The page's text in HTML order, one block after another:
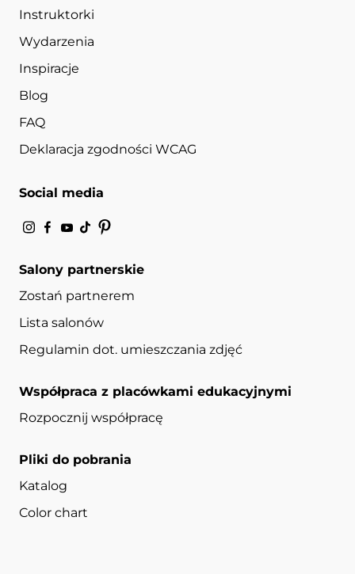
Instruktorki
Wydarzenia
Inspiracje
Blog
FAQ
Deklaracja zgodności WCAG
Social media
Salony partnerskie
Zostań partnerem
Lista salonów
Regulamin dot. umieszczania zdjęć
Współpraca z placówkami edukacyjnymi
Rozpocznij współpracę
Pliki do pobrania
Katalog
Color chart